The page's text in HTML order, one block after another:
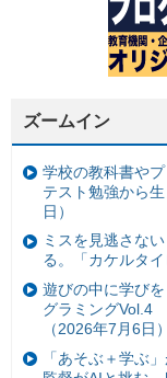
ズームイン
学校の教科書や
テスト勉強から
日）
ミスを見逃さな
る。「カケルタ
遊びの中に学び
グラミングVol.4
（2026年7月6日）
「あそぶ＋学ぶ